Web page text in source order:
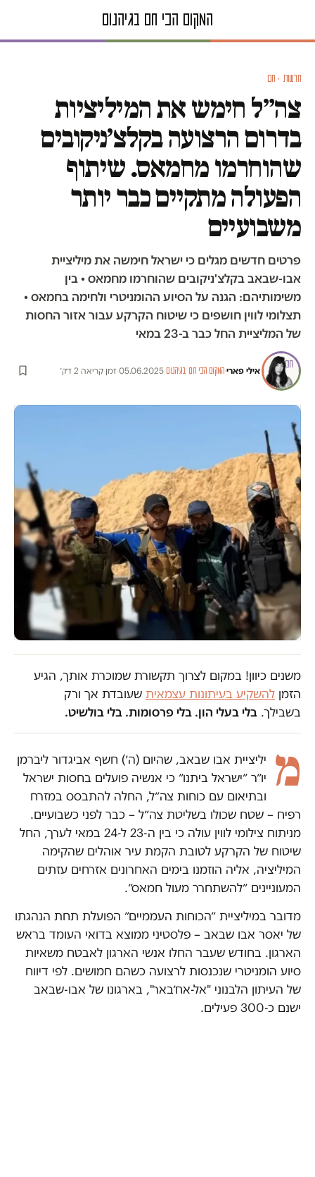
חדשות · חם
צה״ל חימש את המיליציות
בדרום הרצועה בקלצ׳ניקובים
שהוחרמו מחמאס. שיתוף
הפעולה מתקיים כבר יותר
משבועיים
פרטים חדשים מגלים כי ישראל חימשה את מיליציית
אבו-שבאב בקלצ'ניקובים שהוחרמו מחמאס • בין
משימותיהם: הגנה על הסיוע ההומניטרי ולחימה בחמאס •
תצלומי לווין חושפים כי שיטוח הקרקע עבור אזור החסות
של המליציית החל כבר ב-23 במאי
אילי פארי·המקום הכי חם בגיהנום·
05.06.2025
·זמן קריאה 2 דק׳
משנים כיוון! במקום לצרוך תקשורת שמוכרת אותך, הגיע
הזמן להשקיע בעיתונות עצמאית שעובדת אך ורק
בשבילך. בלי בעלי הון. בלי פרסומות. בלי בולשיט.
מ
יליציית אבו שבאב, שהיום (ה׳) חשף אביגדור ליברמן
יו״ר ״ישראל ביתנו״ כי אנשיה פועלים בחסות ישראל
ובתיאום עם כוחות צה״ל, החלה להתבסס במזרח
רפיח – שטח שכולו בשליטת צה״ל – כבר לפני כשבועיים.
מניתוח צילומי לווין עולה כי בין ה-23 ל-24 במאי לערך, החל
שיטוח של הקרקע לטובת הקמת עיר אוהלים שהקימה
המיליציה, אליה הוזמנו בימים האחרונים אזרחים עזתים
המעוניינים ״להשתחרר מעול חמאס״.
מדובר במיליציית ״הכוחות העממיים״ הפועלת תחת הנהגתו
של יאסר אבו שבאב – פלסטיני ממוצא בדואי העומד בראש
הארגון. בחודש שעבר החלו אנשי הארגון לאבטח משאיות
סיוע הומניטרי שנכנסות לרצועה כשהם חמושים. לפי דיווח
של העיתון הלבנוני "אל-אח׳באר", בארגונו של אבו-שבאב
ישנם כ-300 פעילים.